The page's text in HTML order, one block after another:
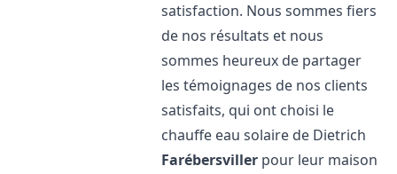
satisfaction. Nous sommes fiers
de nos résultats et nous
sommes heureux de partager
les témoignages de nos clients
satisfaits, qui ont choisi le
chauffe eau solaire de Dietrich
Farébersviller pour leur maison